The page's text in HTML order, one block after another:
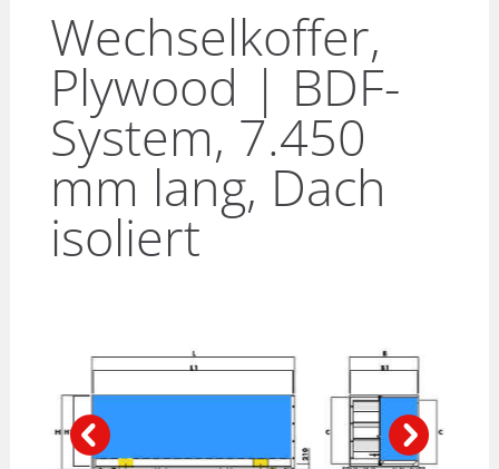
Wechselkoffer,
Plywood | BDF-
System, 7.450
mm lang, Dach
isoliert